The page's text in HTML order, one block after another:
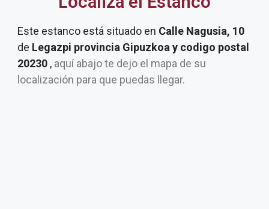
Este estanco está situado en Calle Nagusia, 10
de Legazpi provincia Gipuzkoa y codigo postal
20230 , aquí abajo te dejo el mapa de su
localización para que puedas llegar.